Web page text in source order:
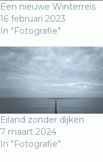
Een nieuwe Winterreis
16 februari 2023
In "Fotografie"
Eiland zonder dijken
7 maart 2024
In "Fotografie"